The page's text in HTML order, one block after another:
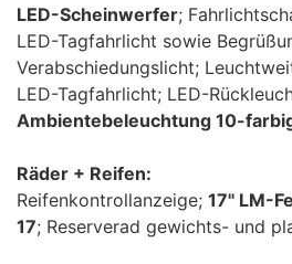
LED-Scheinwerfer;
LED-Tagfahrlicht sowie
Verabschiedungslicht;
LED-Tagfahrlicht; LED-
Ambientebeleuchtung 10-
Räder + Reifen:
Reifenkontrollanzeige; 17" LM-
17; Reserverad gewichts- und